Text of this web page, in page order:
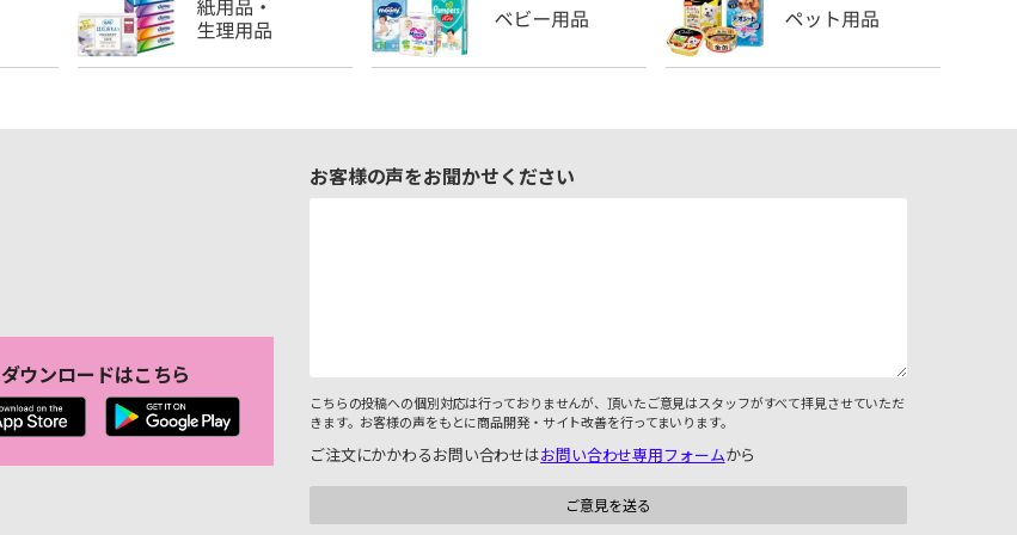
ダウンロードはこちら
お客様の声をお聞かせください
こちらの投稿への個別対応は行っておりませんが、頂いたご意見はスタッフがすべて拝見させていただ
きます。お客様の声をもとに商品開発・サイト改善を行ってまいります。
ご注文にかかわるお問い合わせはお問い合わせ専用フォームから